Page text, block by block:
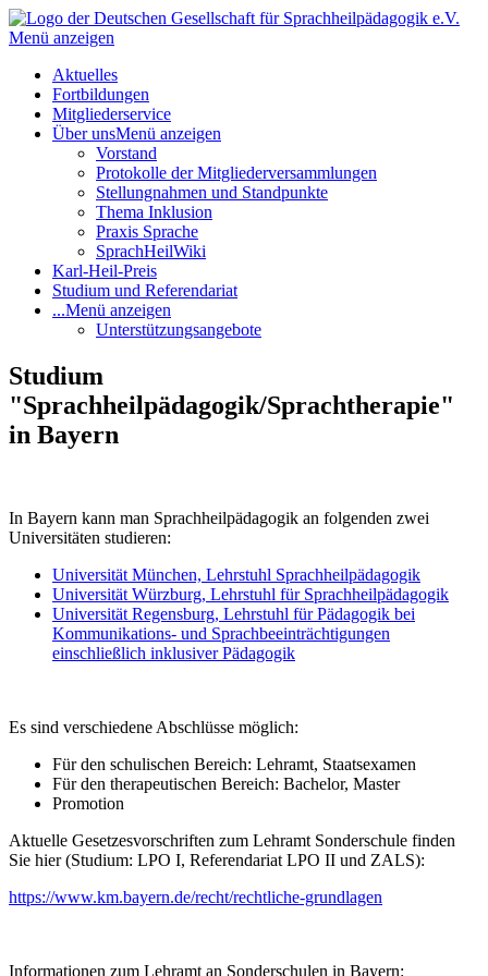
Menü anzeigen
Aktuelles
Fortbildungen
Mitgliederservice
Über unsMenü anzeigen
Vorstand
Protokolle der Mitgliederversammlungen
Stellungnahmen und Standpunkte
Thema Inklusion
Praxis Sprache
SprachHeilWiki
Karl-Heil-Preis
Studium und Referendariat
...Menü anzeigen
Unterstützungsangebote
Studium
"Sprachheilpädagogik/Sprachtherapie"
in Bayern
In Bayern kann man Sprachheilpädagogik an folgenden zwei
Universitäten studieren:
Universität München, Lehrstuhl Sprachheilpädagogik
Universität Würzburg, Lehrstuhl für Sprachheilpädagogik
Universität Regensburg, Lehrstuhl für Pädagogik bei
Kommunikations- und Sprachbeeinträchtigungen
einschließlich inklusiver Pädagogik
Es sind verschiedene Abschlüsse möglich:
Für den schulischen Bereich: Lehramt, Staatsexamen
Für den therapeutischen Bereich: Bachelor, Master
Promotion
Aktuelle Gesetzesvorschriften zum Lehramt Sonderschule finden
Sie hier (Studium: LPO I, Referendariat LPO II und ZALS):
https://www.km.bayern.de/recht/rechtliche-grundlagen
Informationen zum Lehramt an Sonderschulen in Bayern: